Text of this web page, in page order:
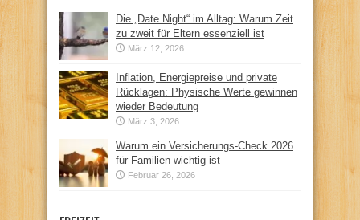
Die „Date Night“ im Alltag: Warum Zeit
zu zweit für Eltern essenziell ist
März 12, 2026
Inflation, Energiepreise und private
Rücklagen: Physische Werte gewinnen
wieder Bedeutung
März 3, 2026
Warum ein Versicherungs-Check 2026
für Familien wichtig ist
Februar 26, 2026